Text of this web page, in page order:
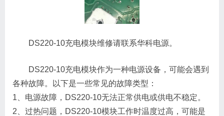
DS220-10充电模块维修请联系华科电源。
DS220-10充电模块作为一种电源设备，可能会遇到
各种故障。以下是一些常见的故障类型：
1、电源故障，DS220-10无法正常供电或供电不稳定。
2、过热问题，DS220-10模块工作时温度过高，可能是